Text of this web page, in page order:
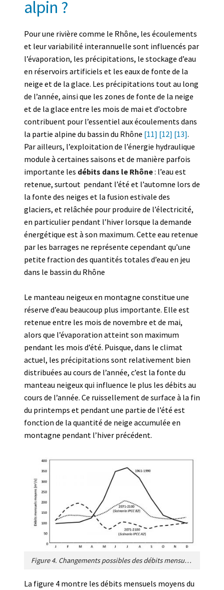
alpin ?
Pour une rivière comme le Rhône, les écoulements
et leur variabilité interannuelle sont influencés par
l’évaporation, les précipitations, le stockage d’eau
en réservoirs artificiels et les eaux de fonte de la
neige et de la glace. Les précipitations tout au long
de l’année, ainsi que les zones de fonte de la neige
et de la glace entre les mois de mai et d’octobre
contribuent pour l’essentiel aux écoulements dans
la partie alpine du bassin du Rhône [11] [12] [13].
Par ailleurs, l’exploitation de l’énergie hydraulique
module à certaines saisons et de manière parfois
importante les débits dans le Rhône: l’eau est
retenue, surtout pendant l’été et l’automne lors de
la fonte des neiges et la fusion estivale des
glaciers, et relâchée pour produire de l’électricité,
en particulier pendant l’hiver lorsque la demande
énergétique est à son maximum. Cette eau retenue
par les barrages ne représente cependant qu’une
petite fraction des quantités totales d’eau en jeu
dans le bassin du Rhône
Le manteau neigeux en montagne constitue une
réserve d’eau beaucoup plus importante. Elle est
retenue entre les mois de novembre et de mai,
alors que l’évaporation atteint son maximum
pendant les mois d’été. Puisque, dans le climat
actuel, les précipitations sont relativement bien
distribuées au cours de l’année, c’est la fonte du
manteau neigeux qui influence le plus les débits au
cours de l’année. Ce ruissellement de surface à la fin
du printemps et pendant une partie de l’été est
fonction de la quantité de neige accumulée en
montagne pendant l’hiver précédent.
Figure 4. Changements possibles des débits mensuels du Rhône à l’entrée du Lac Léman (Porte du Scex) entre le climat de référence 1961-1990 et pour deux scénarii d’émissions du GIEC: B2, modérées; A2, fortes [Source : d’après Beniston[11]].
La figure 4 montre les débits mensuels moyens du